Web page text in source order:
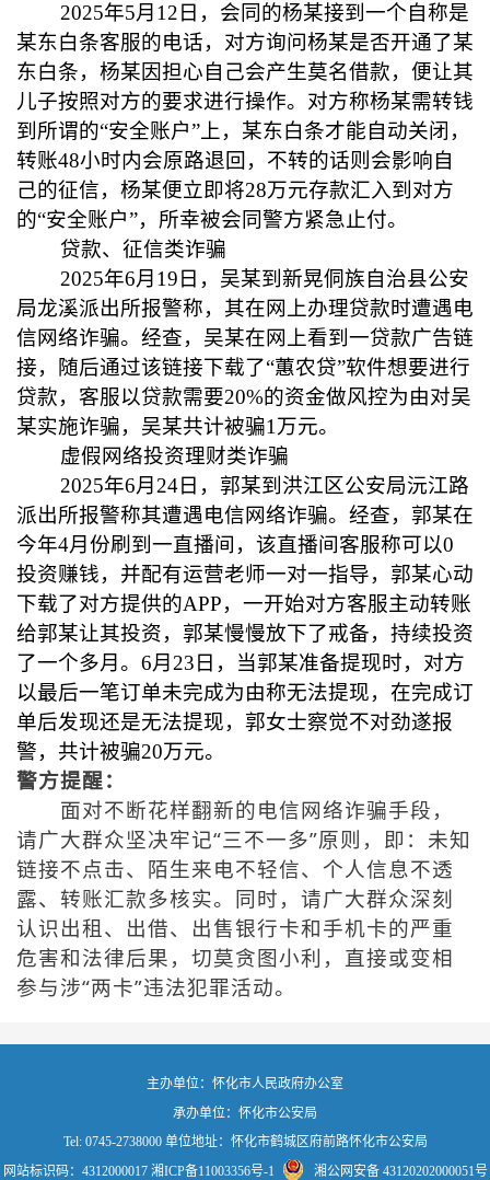
2025年5月12日，会同的杨某接到一个自称是
某东白条客服的电话，对方询问杨某是否开通了某
东白条，杨某因担心自己会产生莫名借款，便让其
儿子按照对方的要求进行操作。对方称杨某需转钱
到所谓的“安全账户”上，某东白条才能自动关闭，
转账48小时内会原路退回，不转的话则会影响自
己的征信，杨某便立即将28万元存款汇入到对方
的“安全账户”，所幸被会同警方紧急止付。
贷款、征信类诈骗
2025年6月19日，吴某到新晃侗族自治县公安
局龙溪派出所报警称，其在网上办理贷款时遭遇电
信网络诈骗。经查，吴某在网上看到一贷款广告链
接，随后通过该链接下载了“蕙农贷”软件想要进行
贷款，客服以贷款需要20%的资金做风控为由对吴
某实施诈骗，吴某共计被骗1万元。
虚假网络投资理财类诈骗
2025年6月24日，郭某到洪江区公安局沅江路
派出所报警称其遭遇电信网络诈骗。经查，郭某在
今年4月份刷到一直播间，该直播间客服称可以0
投资赚钱，并配有运营老师一对一指导，郭某心动
下载了对方提供的APP，一开始对方客服主动转账
给郭某让其投资，郭某慢慢放下了戒备，持续投资
了一个多月。6月23日，当郭某准备提现时，对方
以最后一笔订单未完成为由称无法提现，在完成订
单后发现还是无法提现，郭女士察觉不对劲遂报
警，共计被骗20万元。
警方提醒：
面对不断花样翻新的电信网络诈骗手段，
请广大群众坚决牢记“三不一多”原则，即：未知
链接不点击、陌生来电不轻信、个人信息不透
露、转账汇款多核实。同时，请广大群众深刻
认识出租、出借、出售银行卡和手机卡的严重
危害和法律后果，切莫贪图小利，直接或变相
参与涉“两卡”违法犯罪活动。
主办单位：怀化市人民政府办公室
承办单位：怀化市公安局
Tel: 0745-2738000 单位地址：怀化市鹤城区府前路怀化市公安局
网站标识码：4312000017 湘ICP备11003356号-1 湘公网安备 43120202000051号